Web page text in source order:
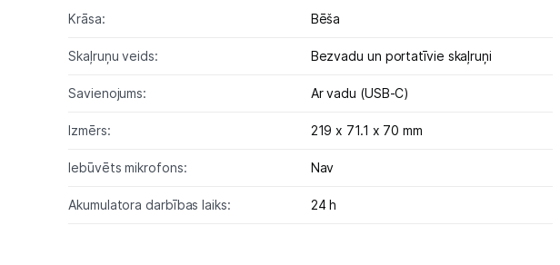
Bezvadu skaļruņi
Krāsa: Bēša
Skaļruņu veids: Bezvadu un portatīvie skaļruņi
Savienojums: Ar vadu (USB-C)
Izmērs: 219 x 71.1 x 70 mm
Iebūvēts mikrofons: Nav
Akumulatora darbības laiks: 24 h